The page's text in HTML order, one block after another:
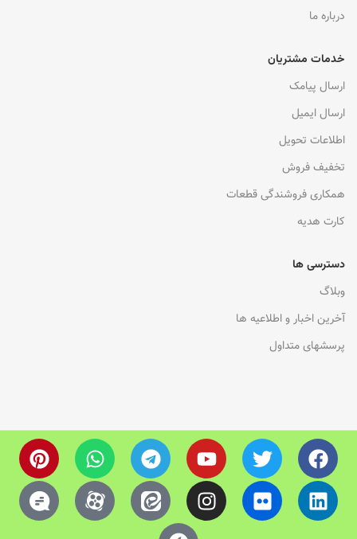
درباره ما
خدمات مشتریان
ارسال پیامک
ارسال ایمیل
اطلاعات تحویل
تخفیف فروش
همکاری فروشندگی قطعات
کارت هدیه
دسترسی ها
وبلاگ
آخرین اخبار و اطلاعیه ها
پرسشهای متداول